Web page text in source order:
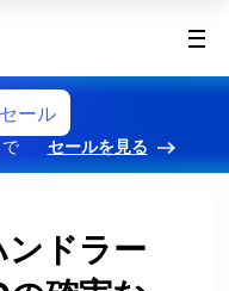
ール
セールを見る
ドラー